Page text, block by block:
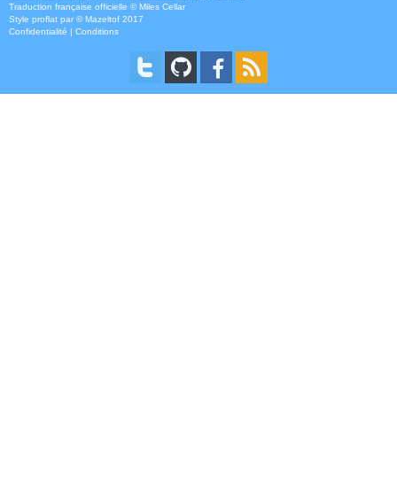
Traduction française officielle ©Miles Cellar
Style proflat par ©Mazeltof 2017
Confidentialité | Conditions